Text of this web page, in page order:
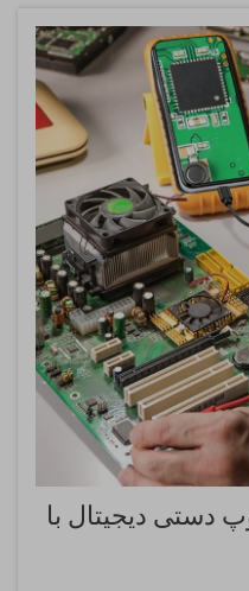
دستی دیجیتال با